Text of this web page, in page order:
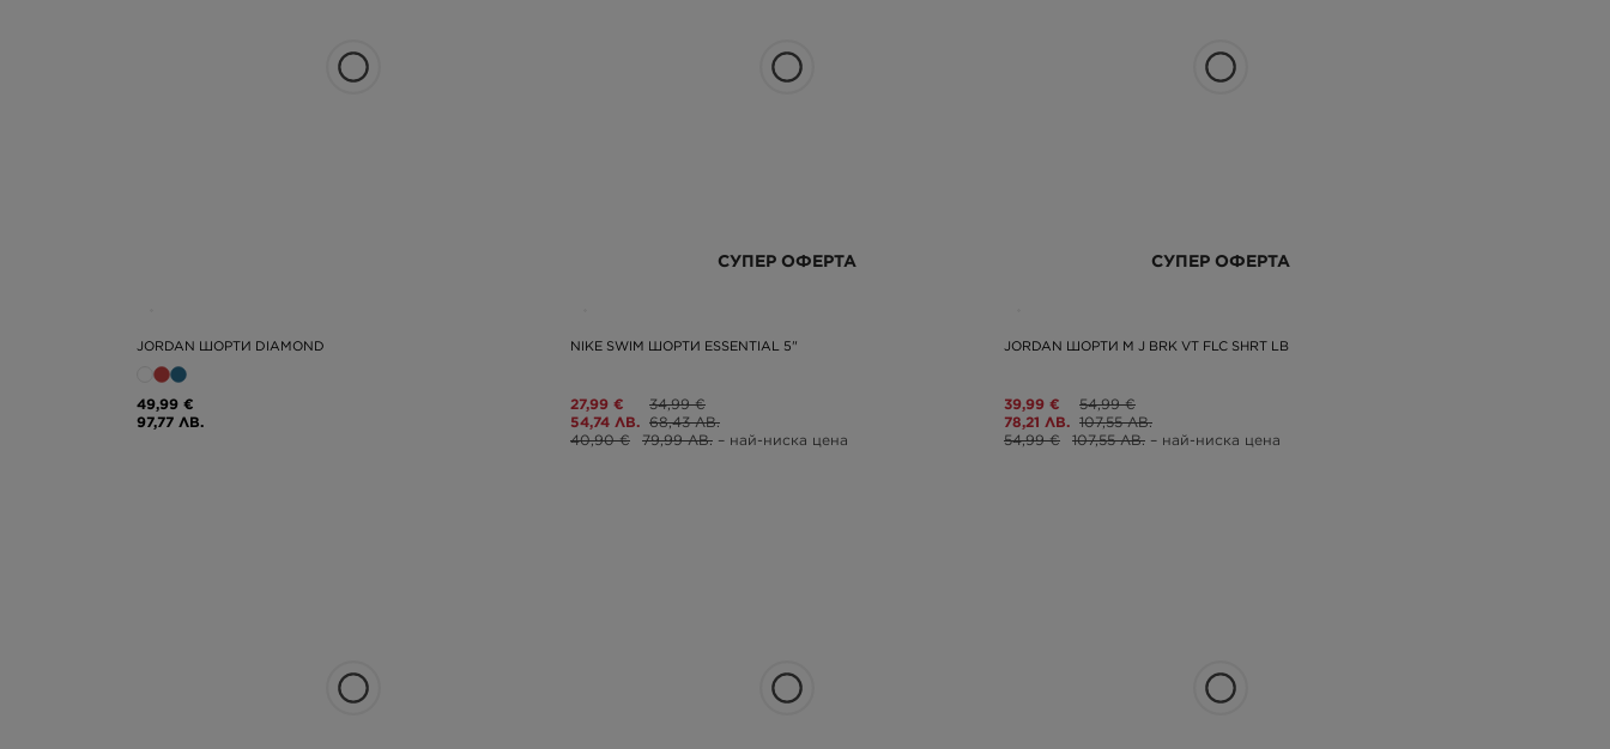
JORDAN ШОРТИ DIAMOND
49,99 €
97,77 ЛВ.
СУПЕР ОФЕРТА
NIKE SWIM ШОРТИ ESSENTIAL 5"
27,99 €
54,74 ЛВ.
34,99 €
68,43 ЛВ.
40,90 €
79,99 ЛВ. – най-ниска цена
СУПЕР ОФЕРТА
JORDAN ШОРТИ M J BRK VT FLC SHRT LB
39,99 €
78,21 ЛВ.
54,99 €
107,55 ЛВ.
54,99 €
107,55 ЛВ. – най-ниска цена